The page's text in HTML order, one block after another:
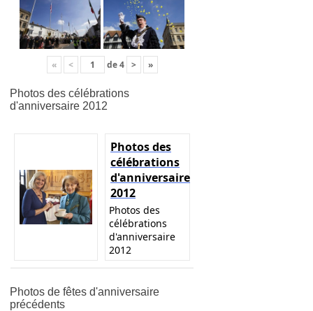
« < de4 > »
Photos des célébrations
d'anniversaire 2012
Photos des
célébrations
d'anniversaire
2012
Photos des
célébrations
d'anniversaire
2012
Photos de fêtes d'anniversaire
précédents